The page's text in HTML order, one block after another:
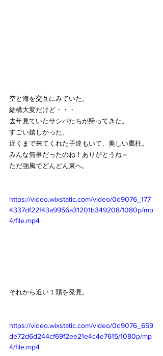
空と海を交互にみていた。
結構大変だけど・・・
去年見ていたサシバたちが帰ってきた。
すごい嬉しかった。
近くまで来てくれた子達もいて、美しい鷹柱。
みんな無事だったのね！ありがとうね～
ただ強風でどんどん東へ。
https://video.wixstatic.com/video/0d9076_177
4337df22f43a9956a31201b349208/1080p/mp
4/file.mp4
それから近い１頭を発見。
https://video.wixstatic.com/video/0d9076_659
de72d6d244cf69f2ee21e4c4e7615/1080p/mp
4/file.mp4